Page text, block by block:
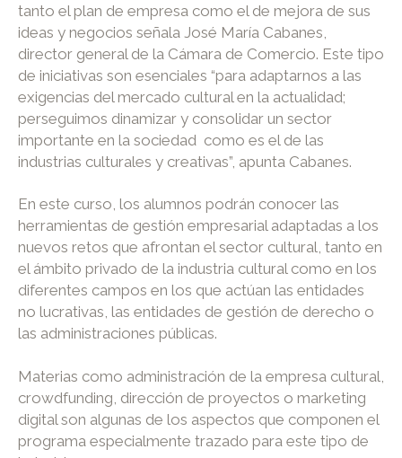
tanto el plan de empresa como el de mejora de sus
ideas y negocios señala José María Cabanes,
director general de la Cámara de Comercio. Este tipo
de iniciativas son esenciales “para adaptarnos a las
exigencias del mercado cultural en la actualidad;
perseguimos dinamizar y consolidar un sector
importante en la sociedad como es el de las
industrias culturales y creativas”, apunta Cabanes.
En este curso, los alumnos podrán conocer las
herramientas de gestión empresarial adaptadas a los
nuevos retos que afrontan el sector cultural, tanto en
el ámbito privado de la industria cultural como en los
diferentes campos en los que actúan las entidades
no lucrativas, las entidades de gestión de derecho o
las administraciones públicas.
Materias como administración de la empresa cultural,
crowdfunding, dirección de proyectos o marketing
digital son algunas de los aspectos que componen el
programa especialmente trazado para este tipo de